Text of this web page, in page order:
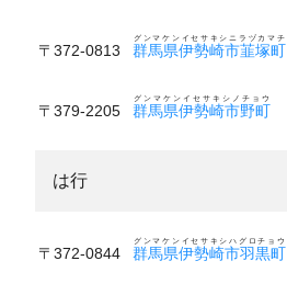
〒372-0813 群馬県伊勢崎市韮塚町
グンマケンイセサキシニラヅカマチ
〒379-2205 群馬県伊勢崎市野町
グンマケンイセサキシノチョウ
は行
〒372-0844 群馬県伊勢崎市羽黒町
グンマケンイセサキシハグロチョウ